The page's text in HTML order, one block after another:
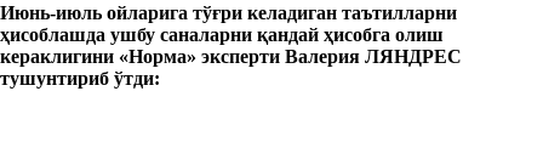
Июнь-июль ойларига тўғри келадиган таътилларни
ҳисоблашда ушбу саналарни қандай ҳисобга олиш
кераклигини «Норма» эксперти Валерия ЛЯНДРЕС
тушунтириб ўтди: